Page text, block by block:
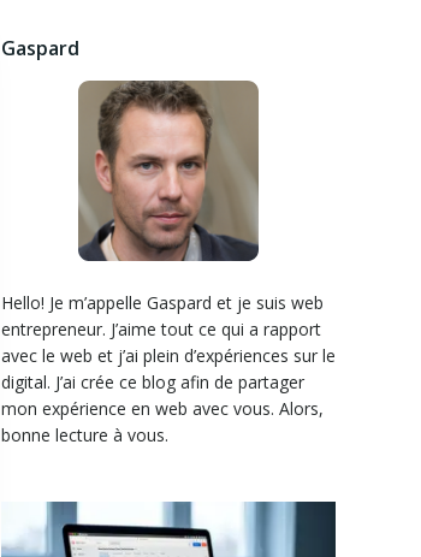
Gaspard
Hello! Je m’appelle Gaspard et je suis web
entrepreneur. J’aime tout ce qui a rapport
avec le web et j’ai plein d’expériences sur le
digital. J’ai crée ce blog afin de partager
mon expérience en web avec vous. Alors,
bonne lecture à vous.